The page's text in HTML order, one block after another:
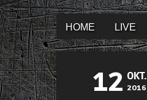
HOME LIVE
12 OKT.
2016